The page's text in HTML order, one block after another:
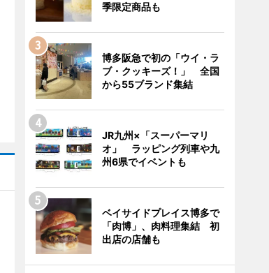
季限定商品も
博多阪急で初の「ウイ・ラ
ブ・クッキーズ！」 全国
から55ブランド集結
JR九州×「スーパーマリ
オ」 ラッピング列車や九
州6県でイベントも
ベイサイドプレイス博多で
「肉博」、肉料理集結 初
出店の店舗も